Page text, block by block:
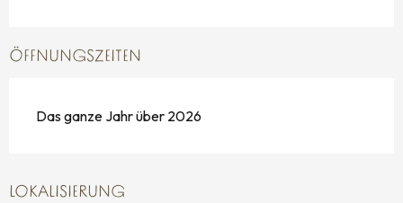
ÖFFNUNGSZEITEN
Das ganze Jahr über 2026
LOKALISIERUNG